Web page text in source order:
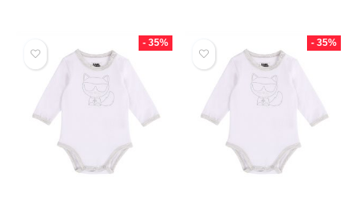
- 35% - 35%